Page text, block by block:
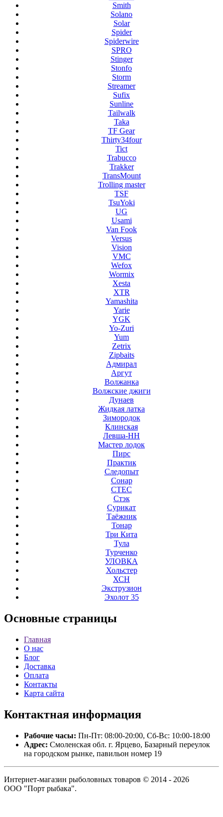
Smith
Solano
Solar
Spider
Spiderwire
SPRO
Stinger
Stonfo
Storm
Streamer
Sufix
Sunline
Tailwalk
Taka
TF Gear
Thirty34four
Tict
Trabucco
Trakker
TransMount
Trolling master
TSF
TsuYoki
UG
Usami
Van Fook
Versus
Vision
VMC
Wefox
Wormix
Xesta
XTR
Yamashita
Yarie
YGK
Yo-Zuri
Yum
Zetrix
Zipbaits
Адмирал
Аргут
Волжанка
Волжские джиги
Дунаев
Жидкая латка
Зимородок
Клинская
Левша-НН
Мастер лодок
Пирс
Практик
Следопыт
Сонар
СТЕС
Стэк
Сурикат
Таёжник
Тонар
Три Кита
Тула
Турченко
УЛОВКА
Хольстер
ХСН
Экструзион
Эхолот 35
Основные страницы
Главная
О нас
Блог
Доставка
Оплата
Контакты
Карта сайта
Контактная информация
Рабочие часы: Пн-Пт: 08:00-20:00, Сб-Вс: 10:00-18:00
Адрес: Смоленская обл. г. Ярцево, Базарный переулок
на городском рынке, павильон номер 19
Интернет-магазин рыболовных товаров © 2014 - 2026
ООО "Порт рыбака".